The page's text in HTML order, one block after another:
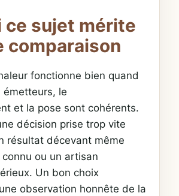
ce sujet mérite
comparaison
fonctionne bien quand
émetteurs, le
et la pose sont cohérents.
décision prise trop vite
résultat décevant même
ou un artisan
Un bon choix
observation honnête de la